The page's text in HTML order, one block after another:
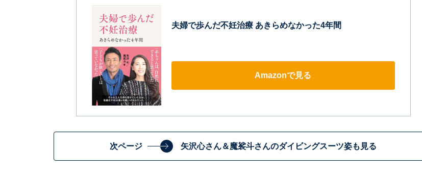
夫婦で歩んだ不妊治療 あきらめなかった4年間
Amazonで見る
次ページ 矢沢心さん＆魔裟斗さんのダイビングスーツ姿も見る